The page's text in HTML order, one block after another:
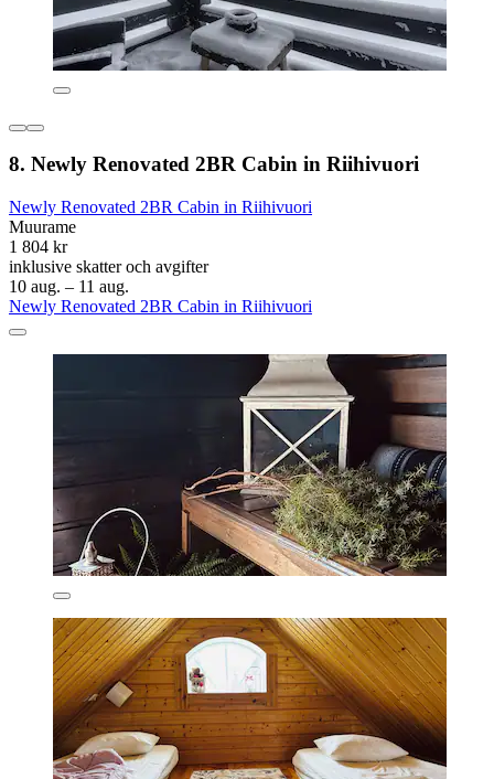
8. Newly Renovated 2BR Cabin in Riihivuori
Newly Renovated 2BR Cabin in Riihivuori
Muurame
1 804 kr
inklusive skatter och avgifter
10 aug. – 11 aug.
Newly Renovated 2BR Cabin in Riihivuori